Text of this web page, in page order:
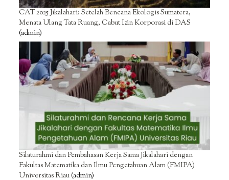
CAT 2025 Jikalahari: Setelah Bencana Ekologis Sumatera,
Menata Ulang Tata Ruang, Cabut Izin Korporasi di DAS
(admin)
Silaturahmi dan Pembahasan Kerja Sama Jikalahari dengan
Fakultas Matematika dan Ilmu Pengetahuan Alam (FMIPA)
Universitas Riau(admin)